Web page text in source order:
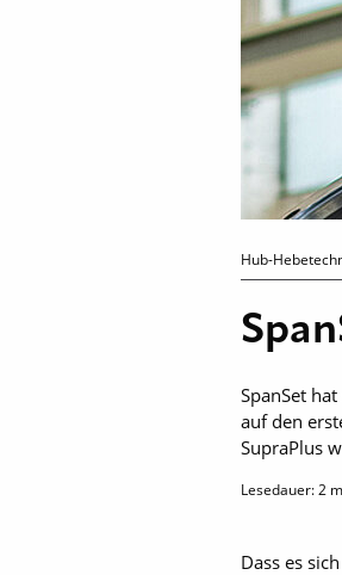
Hub-
SpanSet
auf den
SupraPlus
Lesedauer:2
Dass es